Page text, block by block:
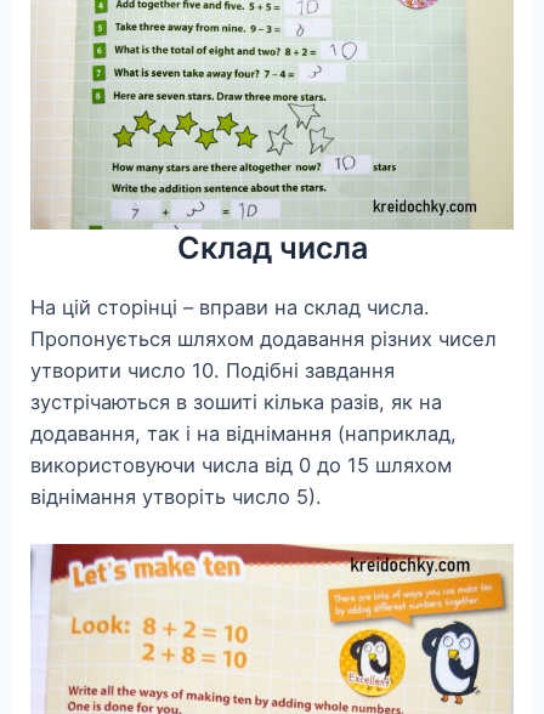
Склад числа
На цій сторінці – вправи на склад числа.
Пропонується шляхом додавання різних чисел
утворити число 10. Подібні завдання
зустрічаються в зошиті кілька разів, як на
додавання, так і на віднімання (наприклад,
використовуючи числа від 0 до 15 шляхом
віднімання утворіть число 5).